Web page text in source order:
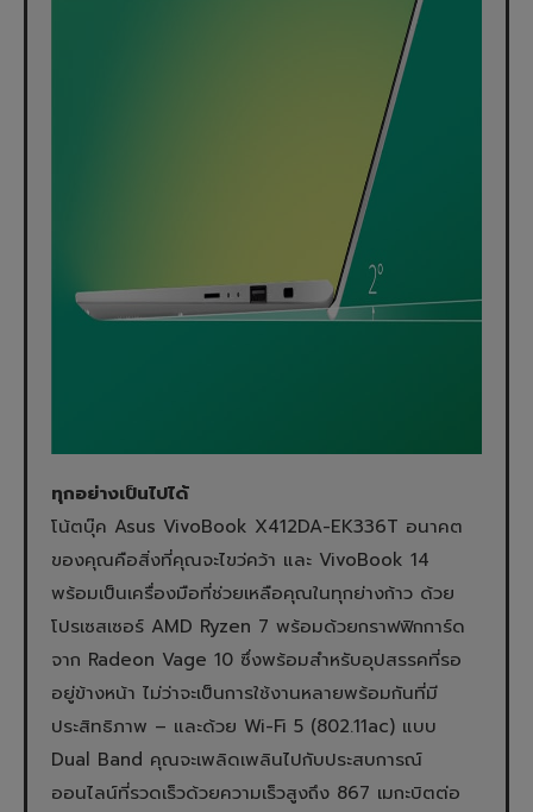
ทุกอย่างเป็นไปได้
โน้ตบุ๊ค Asus VivoBook X412DA-EK336T อนาคต
ของคุณคือสิ่งที่คุณจะไขว่คว้า และ VivoBook 14
พร้อมเป็นเครื่องมือที่ช่วยเหลือคุณในทุกย่างก้าว ด้วย
โปรเซสเซอร์ AMD Ryzen 7 พร้อมด้วยกราฟฟิกการ์ด
จาก Radeon Vage 10 ซึ่งพร้อมสำหรับอุปสรรคที่รอ
อยู่ข้างหน้า ไม่ว่าจะเป็นการใช้งานหลายพร้อมกันที่มี
ประสิทธิภาพ – และด้วย Wi-Fi 5 (802.11ac) แบบ
Dual Band คุณจะเพลิดเพลินไปกับประสบการณ์
ออนไลน์ที่รวดเร็วด้วยความเร็วสูงถึง 867 เมกะบิตต่อ